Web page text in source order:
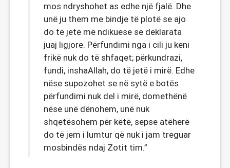
mos ndryshohet as edhe një fjalë. Dhe
unë ju them me bindje të plotë se ajo
do të jetë më ndikuese se deklarata
juaj ligjore. Përfundimi nga i cili ju keni
frikë nuk do të shfaqet; përkundrazi,
fundi, inshaAllah, do të jetë i mirë. Edhe
nëse supozohet se në sytë e botës
përfundimi nuk del i mirë, domethënë
nëse unë dënohem, unë nuk
shqetësohem për këtë, sepse atëherë
do të jem i lumtur që nuk i jam treguar
mosbindës ndaj Zotit tim.”